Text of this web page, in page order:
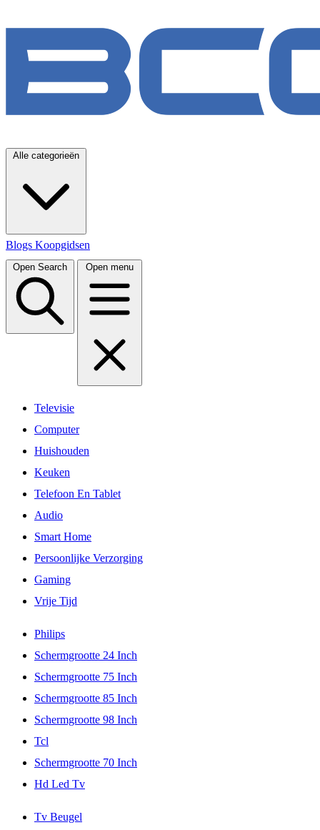
Alle categorieën
Blogs Koopgidsen
Open Search Open menu
Televisie
Computer
Huishouden
Keuken
Telefoon En Tablet
Audio
Smart Home
Persoonlijke Verzorging
Gaming
Vrije Tijd
Philips
Schermgrootte 24 Inch
Schermgrootte 75 Inch
Schermgrootte 85 Inch
Schermgrootte 98 Inch
Tcl
Schermgrootte 70 Inch
Hd Led Tv
Tv Beugel